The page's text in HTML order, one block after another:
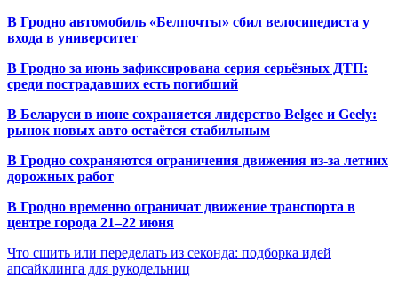
В Гродно автомобиль «Белпочты» сбил велосипедиста у
входа в университет
В Гродно за июнь зафиксирована серия серьёзных ДТП:
среди пострадавших есть погибший
В Беларуси в июне сохраняется лидерство Belgee и Geely:
рынок новых авто остаётся стабильным
В Гродно сохраняются ограничения движения из-за летних
дорожных работ
В Гродно временно ограничат движение транспорта в
центре города 21–22 июня
Что сшить или переделать из секонда: подборка идей
апсайклинга для рукодельниц